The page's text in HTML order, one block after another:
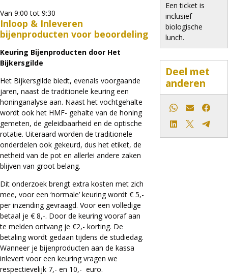
Van 9:00 tot 9:30
Inloop & Inleveren
bijenproducten voor beoordeling
Keuring Bijenproducten door Het
Bijkersgilde
Het Bijkersgilde biedt, evenals voorgaande
jaren, naast de traditionele keuring een
honinganalyse aan. Naast het vochtgehalte
wordt ook het HMF- gehalte van de honing
gemeten, de geleidbaarheid en de optische
rotatie. Uiteraard worden de traditionele
onderdelen ook gekeurd, dus het etiket, de
netheid van de pot en allerlei andere zaken
blijven van groot belang.
Dit onderzoek brengt extra kosten met zich
mee, voor een ‘normale’ keuring wordt € 5,-
per inzending gevraagd. Voor een volledige
betaal je € 8,-. Door de keuring vooraf aan
te melden ontvang je €2,- korting. De
betaling wordt gedaan tijdens de studiedag.
Wanneer je bijenproducten aan de kassa
inlevert voor een keuring vragen we
respectievelijk 7,- en 10,- euro.
Een ticket is
inclusief
biologische
lunch.
Deel met
anderen
Whatsapp
E-mail
LinkedIn
X